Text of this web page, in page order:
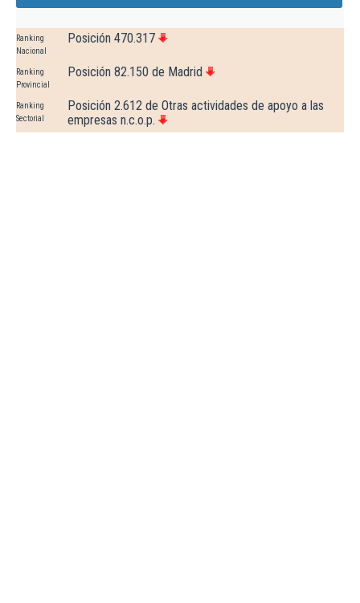
Ranking
Nacional
Posición 470.317
Ranking
Provincial
Posición 82.150 de Madrid
Ranking
Sectorial
Posición 2.612 de Otras actividades de apoyo a las
empresas n.c.o.p.